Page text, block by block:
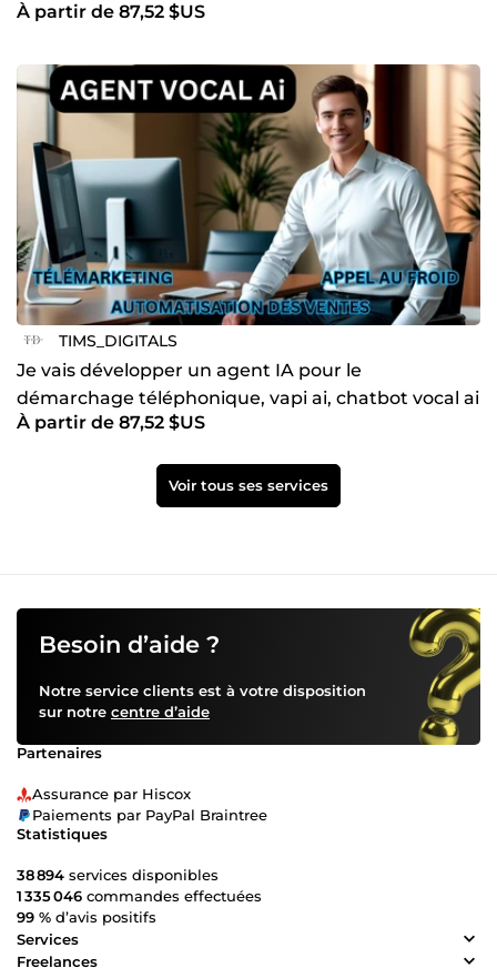
À partir de 87,52 $US
TIMS_DIGITALS
Je vais développer un agent IA pour le
démarchage téléphonique, vapi ai, chatbot vocal ai
et synthflow
À partir de 87,52 $US
Voir tous ses services
Besoin d’aide ?
Notre service clients est à votre disposition
sur notre centre d’aide
Partenaires
Assurance par Hiscox
Paiements par PayPal Braintree
Statistiques
38 894 services disponibles
1 335 046 commandes effectuées
99 % d’avis positifs
Services
Freelances